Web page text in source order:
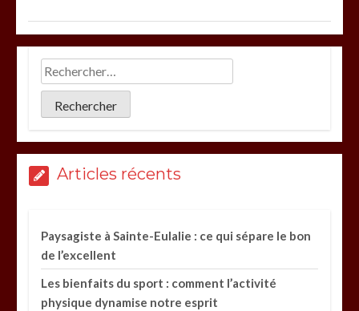
Articles récents
Paysagiste à Sainte-Eulalie : ce qui sépare le bon
de l’excellent
Les bienfaits du sport : comment l’activité
physique dynamise notre esprit